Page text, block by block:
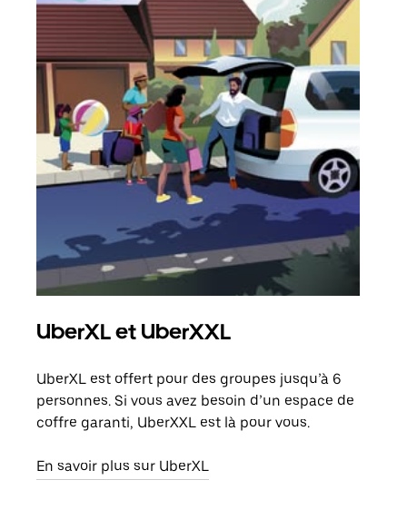
UberXL et UberXXL
UberXL est offert pour des groupes jusqu’à 6
personnes. Si vous avez besoin d’un espace de
coffre garanti, UberXXL est là pour vous.
En savoir plus sur UberXL